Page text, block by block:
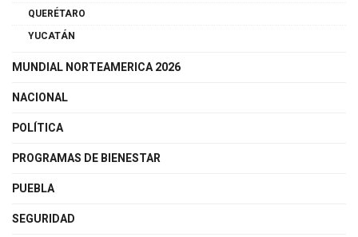
QUERÉTARO
YUCATÁN
MUNDIAL NORTEAMERICA 2026
NACIONAL
POLÍTICA
PROGRAMAS DE BIENESTAR
PUEBLA
SEGURIDAD